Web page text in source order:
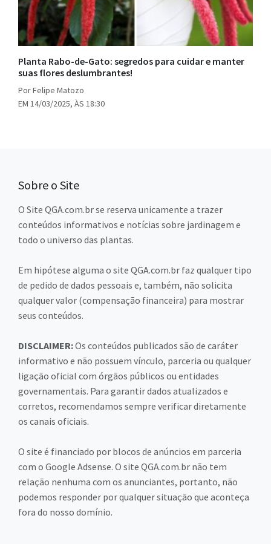
Planta Rabo-de-Gato: segredos para cuidar e manter
suas flores deslumbrantes!
Por Felipe Matozo
EM 14/03/2025, ÀS 18:30
Sobre o Site
O Site QGA.com.br se reserva unicamente a trazer
conteúdos informativos e notícias sobre jardinagem e
todo o universo das plantas.
Em hipótese alguma o site QGA.com.br faz qualquer tipo
de pedido de dados pessoais e, também, não solicita
qualquer valor (compensação financeira) para mostrar
seus conteúdos.
DISCLAIMER:Os conteúdos publicados são de caráter
informativo e não possuem vínculo, parceria ou qualquer
ligação oficial com órgãos públicos ou entidades
governamentais. Para garantir dados atualizados e
corretos, recomendamos sempre verificar diretamente
os canais oficiais.
O site é financiado por blocos de anúncios em parceria
com o Google Adsense. O site QGA.com.br não tem
relação nenhuma com os anunciantes, portanto, não
podemos responder por qualquer situação que aconteça
fora do nosso domínio.